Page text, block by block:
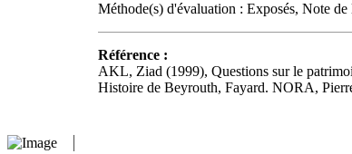
Méthode(s) d'évaluation : Exposés, Note
Référence :
AKL, Ziad (1999), Questions sur le
Histoire de Beyrouth, Fayard. NORA,